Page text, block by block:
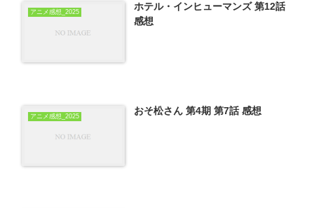
アニメ感想_2025
ホテル・インヒューマンズ 第12話
感想
アニメ感想_2025 おそ松さん 第4期 第7話 感想